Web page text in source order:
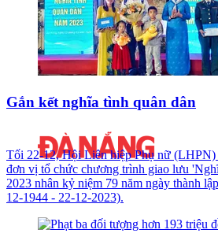
Gắn kết nghĩa tình quân dân
Tối 22-12, Hội Liên hiệp Phụ nữ (LHPN)
đơn vị tổ chức chương trình giao lưu
2023 nhân kỷ niệm 79 năm ngày thành
12-1944 - 22-12-2023).